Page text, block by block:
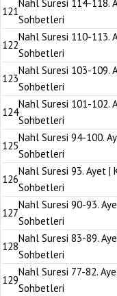
121
Nahl Suresi 114-118.
Sohbetleri
122
Nahl Suresi 110-113.
Sohbetleri
123
Nahl Suresi 103-109.
Sohbetleri
124
Nahl Suresi 101-102.
Sohbetleri
125
Nahl Suresi 94-100.
Sohbetleri
126
Nahl Suresi 93. Ayet |
Sohbetleri
127
Nahl Suresi 90-93.
Sohbetleri
128
Nahl Suresi 83-89.
Sohbetleri
129
Nahl Suresi 77-82.
Sohbetleri